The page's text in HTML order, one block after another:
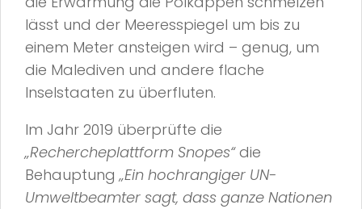
lässt und der Meeresspiegel um bis zu
einem Meter ansteigen wird – genug, um
die Malediven und andere flache
Inselstaaten zu überfluten.
Im Jahr 2019 überprüfte die
„Rechercheplattform Snopes“die
Behauptung„Ein hochrangiger UN-
Umweltbeamter sagt, dass ganze Nationen